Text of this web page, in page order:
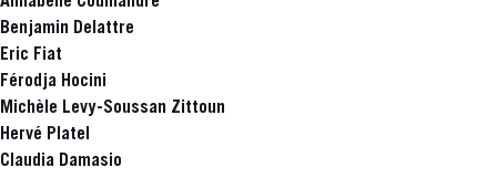
Benjamin Delattre
Eric Fiat
Férodja Hocini
Michèle Levy-Soussan Zittoun
Hervé Platel
Claudia Damasio